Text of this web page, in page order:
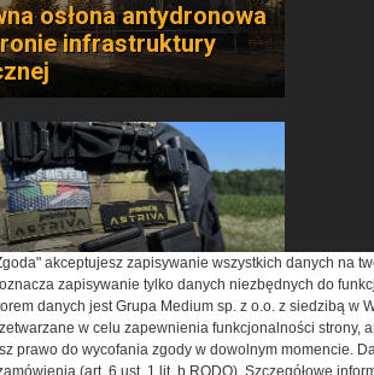
osłona antydronowa
infrastruktury
Kiedy ochrona
zaczyna się w
akceptujesz zapisywanie wszystkich danych na
zapisywanie tylko danych niezbędnych do
danych jest Grupa Medium sp. z o.o. z siedzibą w
w celu zapewnienia funkcjonalności strony,
prawo do wycofania zgody w dowolnym momencie.
(art. 6 ust. 1 lit. b RODO). Szczegółowe